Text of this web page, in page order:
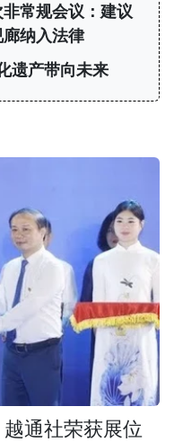
常规会议：建议
纳入法律
遗产带向未来
通社荣获展位